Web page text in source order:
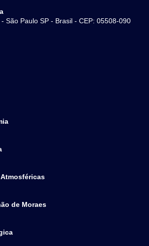
São Paulo SP - Brasil - CEP: 05508-090
de Moraes